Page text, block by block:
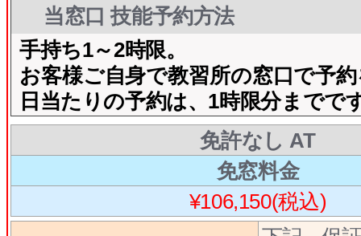
当窓口 技能予約方法
手持ち1～2時限。
お客様ご自身で教習所の窓口で予
日当たりの予約は、1時限分までで
免許なし AT
免窓料金
¥106,150(税込)